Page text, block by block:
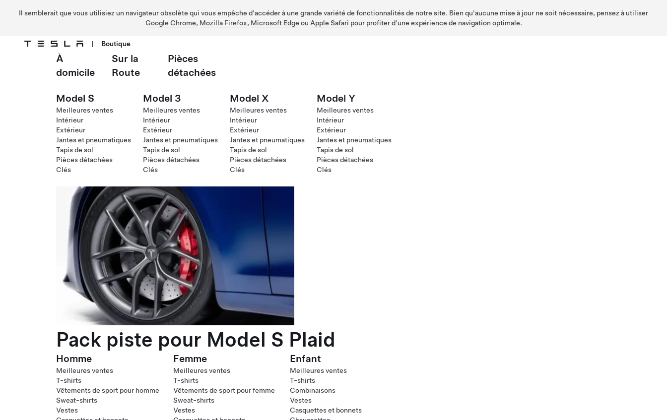
Il semblerait que vous utilisiez un navigateur obsolète qui vous empêche d'accéder à une grande variété de fonctionnalités de notre site. Bien qu'aucune mise à jour ne soit nécessaire, pensez à utiliser
Google Chrome, Mozilla Firefox, Microsoft Edge ou Apple Safari pour profiter d'une expérience de navigation optimale.
Passer au contenu principal
| Boutique
À
domicile
Sur la
Route
Pièces
détachées
Model S
Meilleures ventes
Intérieur
Extérieur
Jantes et pneumatiques
Tapis de sol
Pièces détachées
Clés
Model 3
Meilleures ventes
Intérieur
Extérieur
Jantes et pneumatiques
Tapis de sol
Pièces détachées
Clés
Model X
Meilleures ventes
Intérieur
Extérieur
Jantes et pneumatiques
Tapis de sol
Pièces détachées
Clés
Model Y
Meilleures ventes
Intérieur
Extérieur
Jantes et pneumatiques
Tapis de sol
Pièces détachées
Clés
Pack piste pour Model S Plaid
Homme
Meilleures ventes
T-shirts
Vêtements de sport pour homme
Sweat-shirts
Vestes
Femme
Meilleures ventes
T-shirts
Vêtements de sport pour femme
Sweat-shirts
Vestes
Enfant
Meilleures ventes
T-shirts
Combinaisons
Vestes
Casquettes et bonnets